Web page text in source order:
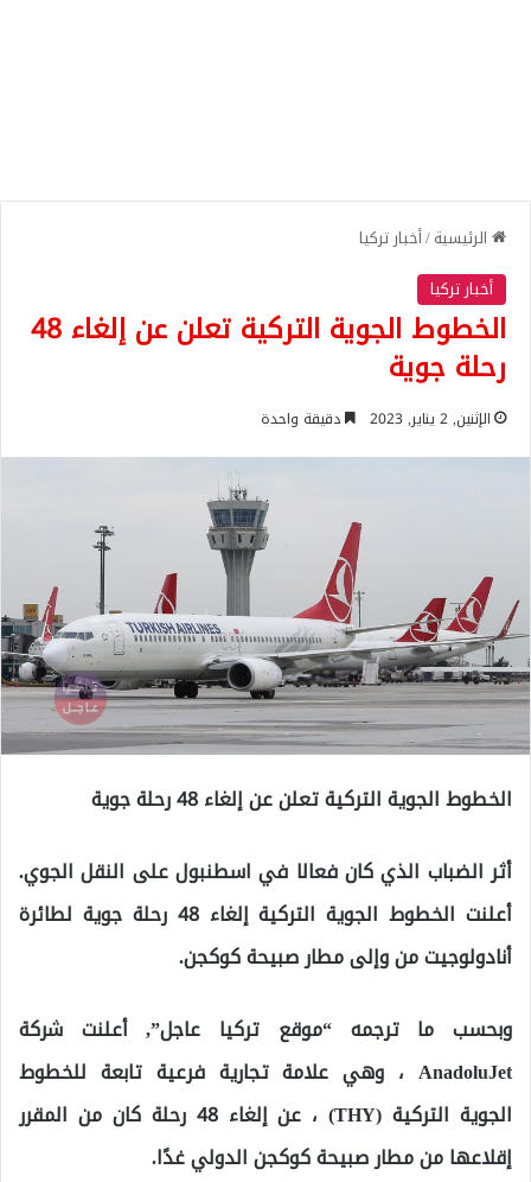
الرئيسية/أخبار تركيا
أخبار تركيا
الخطوط الجوية التركية تعلن عن إلغاء 48
رحلة جوية
الإثنين, 2 يناير, 2023 دقيقة واحدة
الخطوط الجوية التركية تعلن عن إلغاء 48 رحلة جوية
أثر الضباب الذي كان فعالا في اسطنبول على النقل الجوي.
أعلنت الخطوط الجوية التركية إلغاء 48 رحلة جوية لطائرة
أنادولوجيت من وإلى مطار صبيحة كوكجن.
وبحسب ما ترجمه “موقع تركيا عاجل”, أعلنت شركة
AnadoluJet ، وهي علامة تجارية فرعية تابعة للخطوط
الجوية التركية (THY) ، عن إلغاء 48 رحلة كان من المقرر
إقلاعها من مطار صبيحة كوكجن الدولي غدًا.